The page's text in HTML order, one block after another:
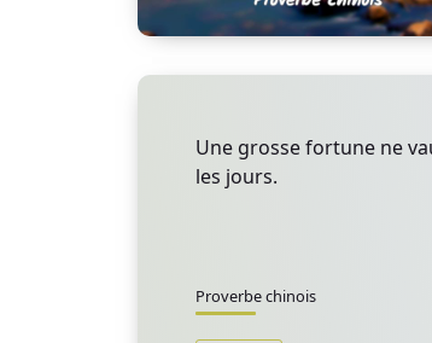
Une grosse fortune ne
les jours.
Proverbe chinois